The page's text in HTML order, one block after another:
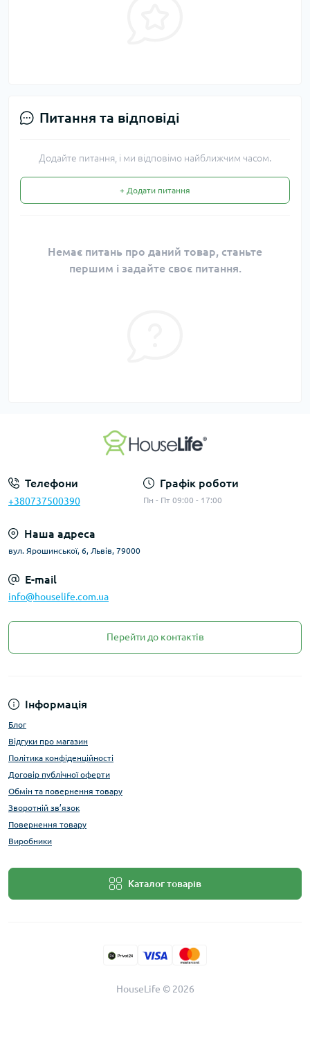
Питання та відповіді
Додайте питання, і ми відповімо найближчим часом.
+ Додати питання
Немає питань про даний товар, станьте
першим і задайте своє питання.
Телефони
+380737500390
Графік роботи
Пн - Пт 09:00 - 17:00
Наша адреса
вул. Ярошинської, 6, Львів, 79000
E-mail
info@houselife.com.ua
Перейти до контактів
Інформація
Блог
Відгуки про магазин
Політика конфіденційності
Договір публічної оферти
Обмін та повернення товару
Зворотній зв’язок
Повернення товару
Виробники
Каталог товарів
HouseLife © 2026